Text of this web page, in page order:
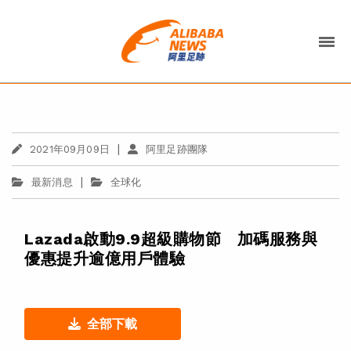
2021年09月09日 | 阿里足跡團隊
最新消息 | 全球化
Lazada啟動9.9超級購物節 加碼服務與
優惠提升逾億用戶體驗
全部下載